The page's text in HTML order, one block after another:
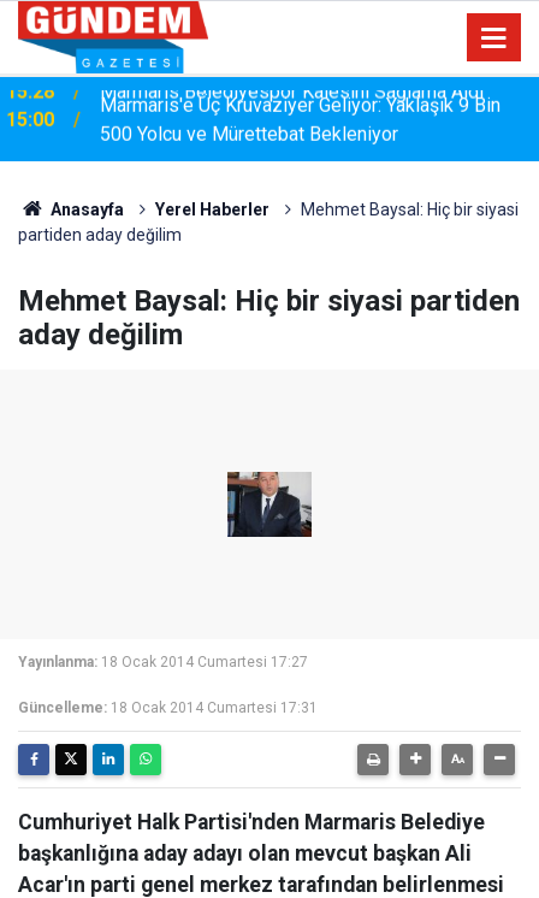
15:00
Marmaris'e Üç Kruvaziyer Geliyor: Yaklaşık 9 Bin
500 Yolcu ve Mürettebat Bekleniyor
Anasayfa Yerel Haberler
Mehmet Baysal: Hiç bir siyasi
partiden aday değilim
Mehmet Baysal: Hiç bir siyasi partiden
aday değilim
Yayınlanma: 18 Ocak 2014 Cumartesi 17:27
Güncelleme: 18 Ocak 2014 Cumartesi 17:31
Cumhuriyet Halk Partisi'nden Marmaris Belediye
başkanlığına aday adayı olan mevcut başkan Ali
Acar'ın parti genel merkez tarafından belirlenmesi